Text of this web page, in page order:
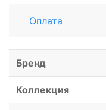
Оплата
Бренд
Коллекция